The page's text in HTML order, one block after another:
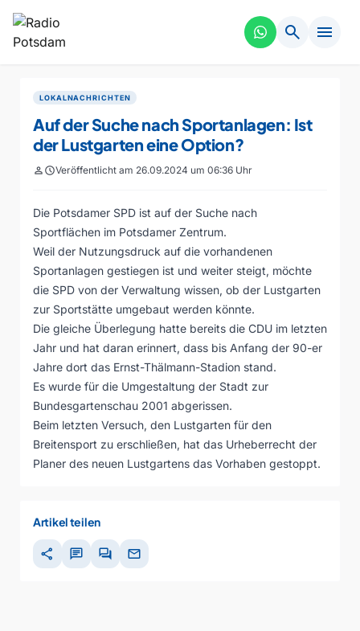
search menu
LOKALNACHRICHTEN
Auf der Suche nach Sportanlagen: Ist
der Lustgarten eine Option?
personscheduleVeröffentlicht am 26.09.2024 um 06:36 Uhr
Die Potsdamer SPD ist auf der Suche nach
Sportflächen im Potsdamer Zentrum.
Weil der Nutzungsdruck auf die vorhandenen
Sportanlagen gestiegen ist und weiter steigt, möchte
die SPD von der Verwaltung wissen, ob der Lustgarten
zur Sportstätte umgebaut werden könnte.
Die gleiche Überlegung hatte bereits die CDU im letzten
Jahr und hat daran erinnert, dass bis Anfang der 90-er
Jahre dort das Ernst-Thälmann-Stadion stand.
Es wurde für die Umgestaltung der Stadt zur
Bundesgartenschau 2001 abgerissen.
Beim letzten Versuch, den Lustgarten für den
Breitensport zu erschließen, hat das Urheberrecht der
Planer des neuen Lustgartens das Vorhaben gestoppt.
Artikel teilen
share chat forum mail